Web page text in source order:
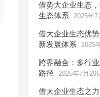
借势大企业生态
生态体系
2025年7
借大企业生态优
新发展体系
2025
跨界融合：多行
路径
2025年7月29
借大企业生态之